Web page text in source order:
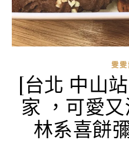
雯
[台北 中山
家 ，可愛
林系喜餅